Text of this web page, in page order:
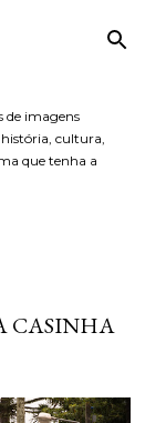
de imagens
cultura,
que tenha a
CASINHA